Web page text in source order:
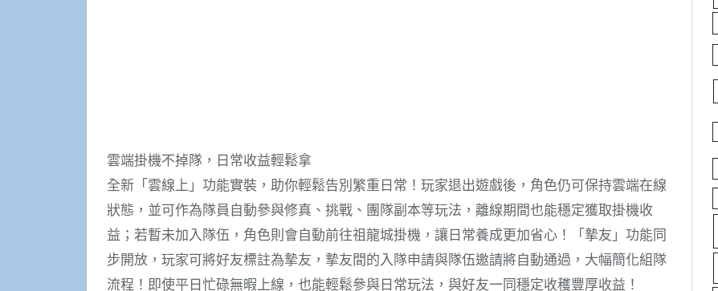
雲端掛機不掉隊，日常收益輕鬆拿
全新「雲線上」功能實裝，助你輕鬆告別繁重日常！玩家退出遊戲後，角色仍可保持雲端在線
狀態，並可作為隊員自動參與修真、挑戰、團隊副本等玩法，離線期間也能穩定獲取掛機收
益；若暫未加入隊伍，角色則會自動前往祖龍城掛機，讓日常養成更加省心！「摯友」功能同
步開放，玩家可將好友標註為摯友，摯友間的入隊申請與隊伍邀請將自動通過，大幅簡化組隊
流程！即使平日忙碌無暇上線，也能輕鬆參與日常玩法，與好友一同穩定收穫豐厚收益！